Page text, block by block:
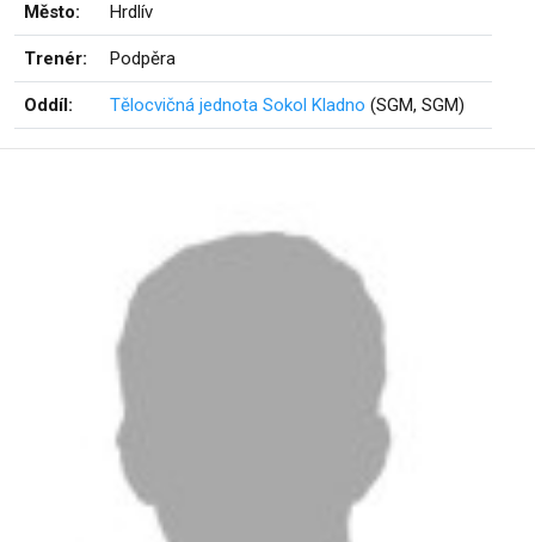
Město: Hrdlív
Trenér: Podpěra
Oddíl: Tělocvičná jednota Sokol Kladno (SGM, SGM)